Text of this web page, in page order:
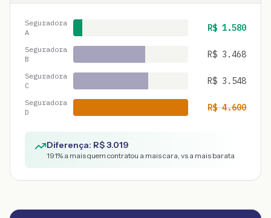
Seguradora
A
R$ 1.580
Seguradora
B
R$ 3.468
Seguradora
C
R$ 3.548
Seguradora
D
R$4.600
Diferença: R$3.019
191% a mais quem contratou a mais cara, vs a mais barata